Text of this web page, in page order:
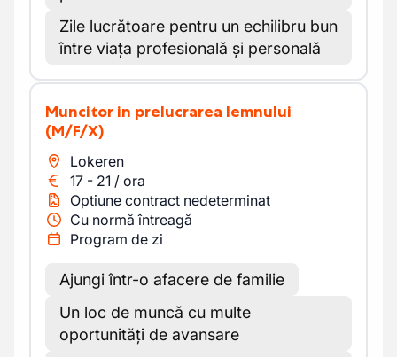
Zile lucrătoare pentru un echilibru bun
între viața profesională și personală
Muncitor in prelucrarea lemnului
(M/F/X)
Lokeren
17 - 21 / ora
Optiune contract nedeterminat
Cu normă întreagă
Program de zi
Ajungi într-o afacere de familie
Un loc de muncă cu multe
oportunități de avansare